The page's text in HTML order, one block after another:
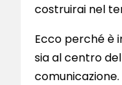
costruirai nel
Ecco perché è
sia al centro
comunicazione.